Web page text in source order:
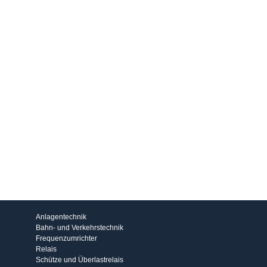
Anlagentechnik
Bahn- und Verkehrstechnik
Frequenzumrichter
Relais
Schütze und Überlastrelais